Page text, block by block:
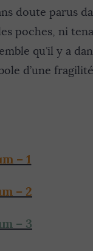
doute parus
poches, ni
qu’il y a
d’une
– 1
– 2
– 3